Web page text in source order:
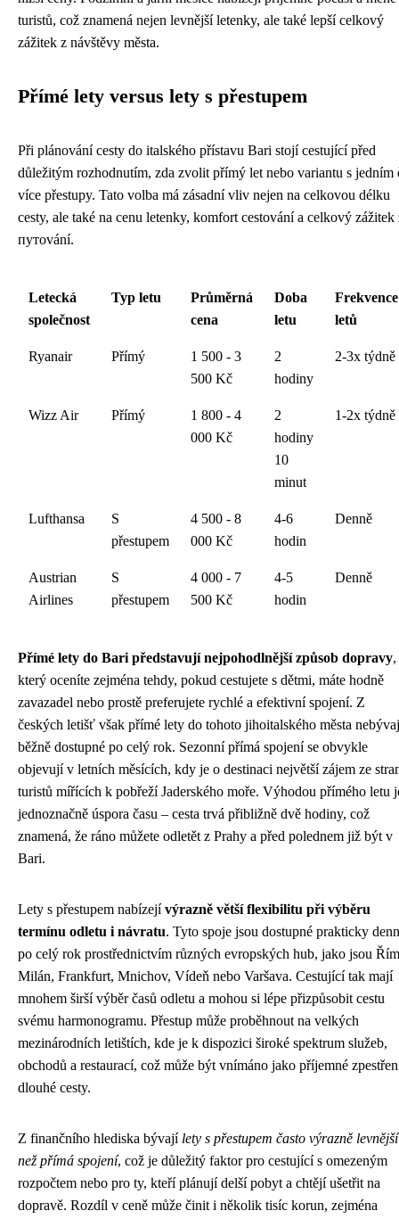
turistů, což znamená nejen levnější letenky, ale také lepší celkový
zážitek z návštěvy města.
Přímé lety versus lety s přestupem
Při plánování cesty do italského přístavu Bari stojí cestující před
důležitým rozhodnutím, zda zvolit přímý let nebo variantu s jedním
více přestupy. Tato volba má zásadní vliv nejen na celkovou délku
cesty, ale také na cenu letenky, komfort cestování a celkový zážitek
путování.
Letecká
společnost
Typ letu
Průměrná
cena
Doba
letu
Frekvence
letů
Ryanair Přímý
1 500 - 3
500 Kč
2
hodiny
2-3x týdně
Wizz Air Přímý
1 800 - 4
000 Kč
2
hodiny
10
minut
1-2x týdně
Lufthansa
S
přestupem
4 500 - 8
000 Kč
4-6
hodin
Denně
Austrian
Airlines
S
přestupem
4 000 - 7
500 Kč
4-5
hodin
Denně
Přímé lety do Bari představují nejpohodlnější způsob dopravy,
který oceníte zejména tehdy, pokud cestujete s dětmi, máte hodně
zavazadel nebo prostě preferujete rychlé a efektivní spojení. Z
českých letišť však přímé lety do tohoto jihoitalského města
běžně dostupné po celý rok. Sezonní přímá spojení se obvykle
objevují v letních měsících, kdy je o destinaci největší zájem ze
turistů mířících k pobřeží Jaderského moře. Výhodou přímého letu
jednoznačně úspora času – cesta trvá přibližně dvě hodiny, což
znamená, že ráno můžete odletět z Prahy a před polednem již být v
Bari.
Lety s přestupem nabízejívýrazně větší flexibilitu při výběru
termínu odletu i návratu. Tyto spoje jsou dostupné prakticky
po celý rok prostřednictvím různých evropských hub, jako jsou
Milán, Frankfurt, Mnichov, Vídeň nebo Varšava. Cestující tak mají
mnohem širší výběr časů odletu a mohou si lépe přizpůsobit cestu
svému harmonogramu. Přestup může proběhnout na velkých
mezinárodních letištích, kde je k dispozici široké spektrum služeb,
obchodů a restaurací, což může být vnímáno jako příjemné
dlouhé cesty.
Z finančního hlediska bývají lety s přestupem často výrazně levnější
než přímá spojení, což je důležitý faktor pro cestující s omezeným
rozpočtem nebo pro ty, kteří plánují delší pobyt a chtějí ušetřit na
dopravě. Rozdíl v ceně může činit i několik tisíc korun, zejména